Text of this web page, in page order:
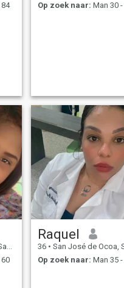
Op zoek naar: Man 30
Raquel
36 • San José de Ocoa, San José de Ocoa, Dominicaanse
Op zoek naar: Man 35